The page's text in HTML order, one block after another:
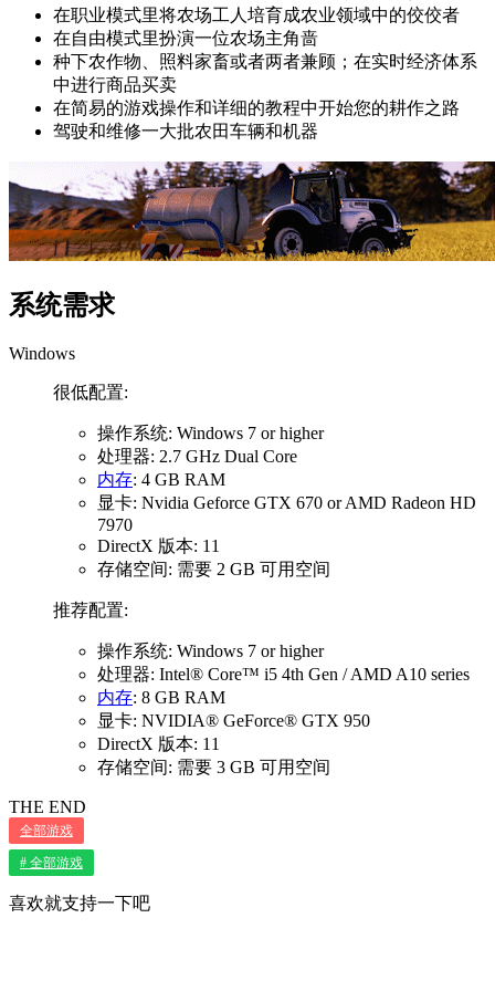
在职业模式里将农场工人培育成农业领域中的佼佼者
在自由模式里扮演一位农场主角啬
种下农作物、照料家畜或者两者兼顾；在实时经济体系
中进行商品买卖
在简易的游戏操作和详细的教程中开始您的耕作之路
驾驶和维修一大批农田车辆和机器
系统需求
Windows
很低配置:
操作系统: Windows 7 or higher
处理器: 2.7 GHz Dual Core
内存: 4 GB RAM
显卡: Nvidia Geforce GTX 670 or AMD Radeon HD
7970
DirectX 版本: 11
存储空间: 需要 2 GB 可用空间
推荐配置:
操作系统: Windows 7 or higher
处理器: Intel® Core™ i5 4th Gen / AMD A10 series
内存: 8 GB RAM
显卡: NVIDIA® GeForce® GTX 950
DirectX 版本: 11
存储空间: 需要 3 GB 可用空间
THE END
全部游戏
# 全部游戏
喜欢就支持一下吧